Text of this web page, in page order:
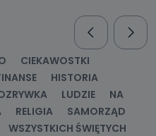
CIEKAWOSTKI
HISTORIA
LUDZIE
NA
RELIGIA
SAMORZĄD
WSZYSTKICH ŚWIĘTYCH